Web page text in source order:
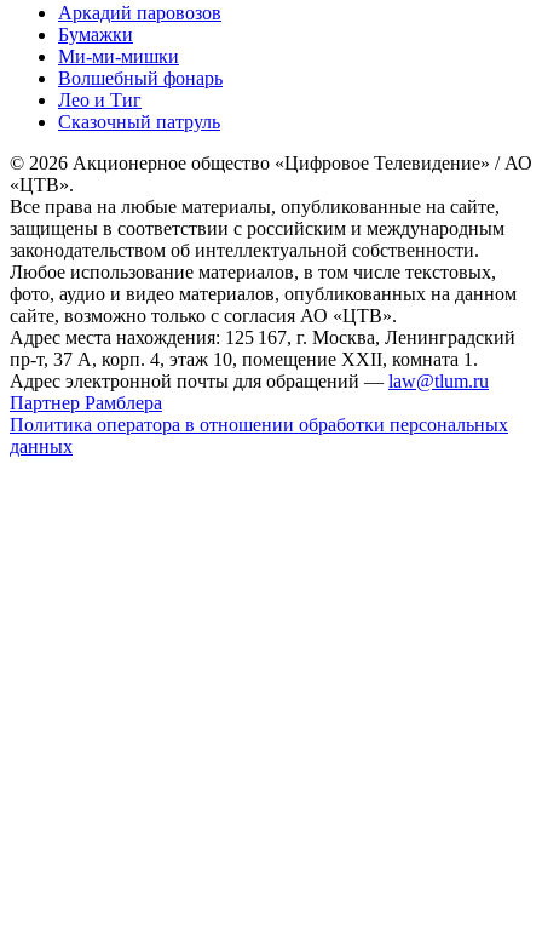
Аркадий паровозов
Бумажки
Ми-ми-мишки
Волшебный фонарь
Лео и Тиг
Сказочный патруль
© 2026 Акционерное общество «Цифровое Телевидение» / АО
«ЦТВ».
Все права на любые материалы, опубликованные на сайте,
защищены в соответствии с российским и международным
законодательством об интеллектуальной собственности.
Любое использование материалов, в том числе текстовых,
фото, аудио и видео материалов, опубликованных на данном
сайте, возможно только с согласия АО «ЦТВ».
Адрес места нахождения: 125 167, г. Москва, Ленинградский
пр-т, 37 А, корп. 4, этаж 10, помещение XXII, комната 1.
Адрес электронной почты для обращений — law@tlum.ru
Партнер Рамблера
Политика оператора в отношении обработки персональных
данных